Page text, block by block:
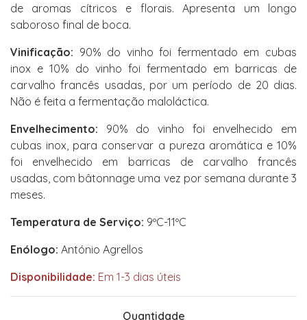
de aromas cítricos e florais. Apresenta um longo
saboroso final de boca.
Vinificação: 90% do vinho foi fermentado em cubas
inox e 10% do vinho foi fermentado em barricas de
carvalho francês usadas, por um período de 20 dias.
Não é feita a fermentação maloláctica.
Envelhecimento: 90% do vinho foi envelhecido em
cubas inox, para conservar a pureza aromática e 10%
foi envelhecido em barricas de carvalho francês
usadas, com bâtonnage uma vez por semana durante 3
meses.
Temperatura de Serviço: 9ºC-11ºC
Enólogo: António Agrellos
Disponibilidade: Em 1-3 dias úteis
Quantidade